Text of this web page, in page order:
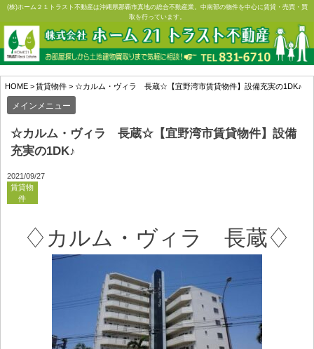
Skip
content
(株)ホーム２１トラスト不動産は沖縄県那覇市真地の総合不動産業。中南部の物件を中心に賃貸・売買・買
取を行っています。
HOME > 賃貸物件 > ☆カルム・ヴィラ 長蔵☆【宜野湾市賃貸物件】設備充実の1DK♪
メインメニュー
☆カルム・ヴィラ 長蔵☆【宜野湾市賃貸物件】設備
充実の1DK♪
2021/09/27
賃貸物
件
♢カルム・ヴィラ 長蔵♢